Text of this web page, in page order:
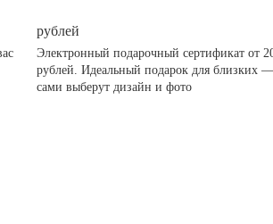
рублей
Электронный подарочный сертификат от
рублей. Идеальный подарок для близких
сами выберут дизайн и фото